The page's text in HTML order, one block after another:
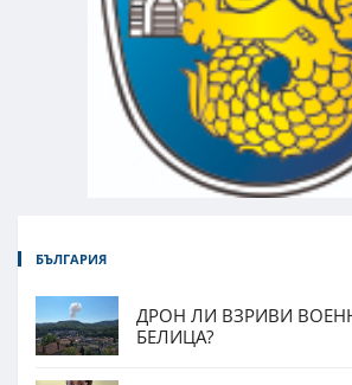
БЪЛГАРИЯ
ДРОН ЛИ ВЗРИВИ
БЕЛИЦА?